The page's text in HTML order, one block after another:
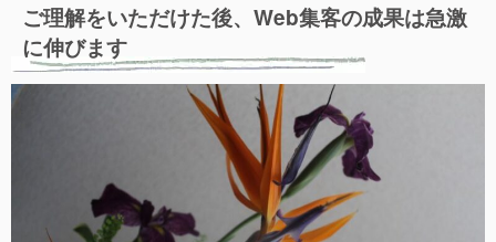
ご理解をいただけた後、Web集客の成果は急激
に伸びます